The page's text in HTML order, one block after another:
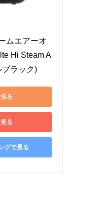
ムエアーオ
Hi Steam A
ブラック)
る
る
グで見る